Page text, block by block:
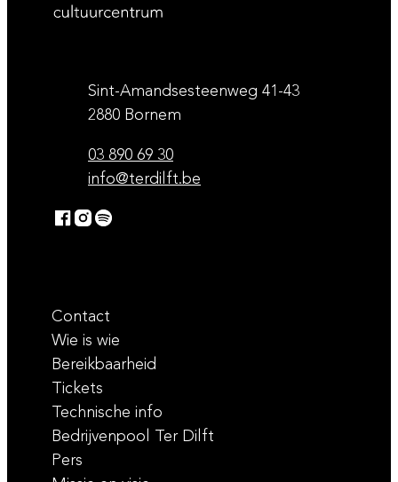
AdresSint-Amandsesteenweg 41-43
,2880 Bornem
03 890 69 30
E-mailinfo@terdilft.be
Facebook
Instagram
Spotify
Contact
Wie is wie
Bereikbaarheid
Tickets
Technische info
Bedrijvenpool Ter Dilft
Pers